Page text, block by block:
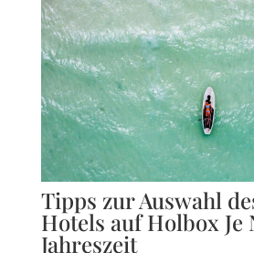
Tipps zur Auswahl
Hotels auf Holbox Je
Jahreszeit